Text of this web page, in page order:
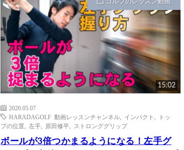
ゴルフのレッスン動画
15:02
2020.05.07
HARADAGOLF 動画レッスンチャンネル
インパクト
トッ
プの位置
左手 原田修平 ストロンググリップ
ボールが3倍つかまるようになる！左手グ